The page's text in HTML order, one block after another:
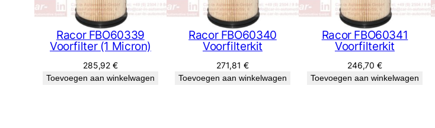
Racor FBO60339
Voorfilter (1 Micron)
285,92€
Toevoegen aan winkelwagen
Racor FBO60340
Voorfilterkit
271,81 €
Toevoegen aan winkelwagen
Racor FBO60341
Voorfilterkit
246,70€
Toevoegen aan winkelwagen